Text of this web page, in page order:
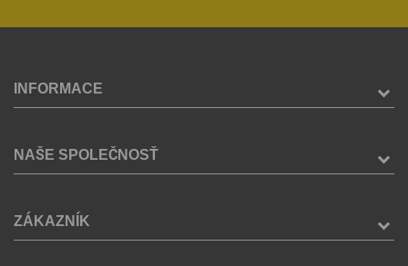
INFORMACE
NAŠE SPOLEČNOSŤ
ZÁKAZNÍK